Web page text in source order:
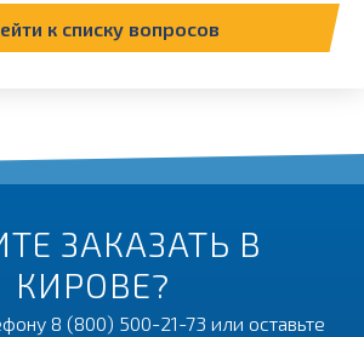
ЗАКАЗАТЬ В
КИРОВЕ?
8 (800) 500-21-73 или оставьте
к списку вопросов